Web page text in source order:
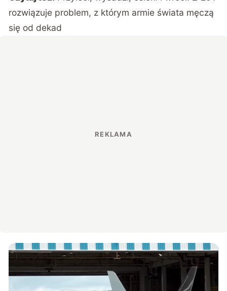
rozwiązuje problem, z którym armie świata męczą
się od dekad